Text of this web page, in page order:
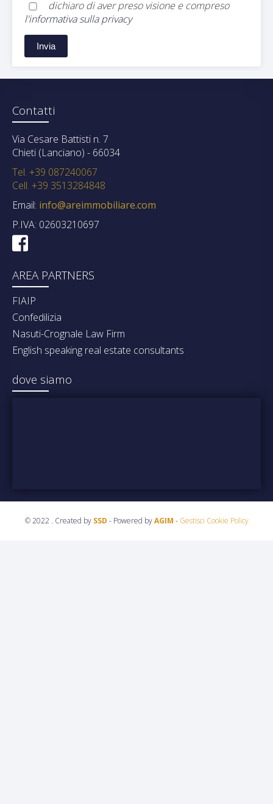
dichiaro di aver preso visione e compreso
l'informativa sulla privacy
Contatti
Via Cesare Battisti n. 7
Chieti (Lanciano) - 66034
Tel. +39 087240067
Cell. +39 3513284848
Email: info@areimmobiliare.com
P.IVA: 02603210697
AREA PARTNERS
FIAIP
Confedilizia
Nasuti-Crognale Law Firm
English speaking real estate consultants
dove siamo
© 2022 . Created by SSD - Powered byAGIM - Gestisci Cookie Policy